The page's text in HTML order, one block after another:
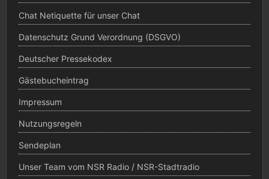
Chat Netiquette für unser Chat
Datenschutz Grund Verordnung (DSGVO)
Deutscher Pressekodex
Gästebucheintrag
Impressum
Nutzungsregeln
Sendeplan
Unser Team vom NSR Radio / NSR-Stadtradio